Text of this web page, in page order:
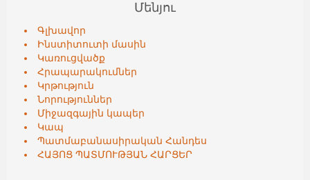
Մենյու
Գլխավոր
Ինստիտուտի մասին
Կառուցվածք
Հրապարակումներ
Կրթություն
Նորություններ
Միջազգային կապեր
Կապ
Պատմաբանասիրական Հանդես
ՀԱՅՈՑ ՊԱՏՄՈՒԹՅԱՆ ՀԱՐՑԵՐ